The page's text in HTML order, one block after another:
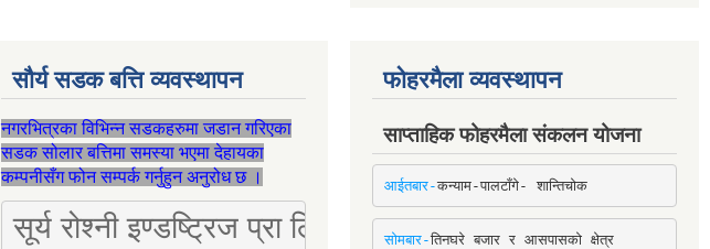
सौर्य सडक बत्ति व्यवस्थापन
नगरभित्रका विभिन्न सडकहरुमा जडान गरिएका
सडक सोलार बत्तिमा समस्या भएमा देहायका
कम्पनीसँग फोन सम्पर्क गर्नुहुन अनुरोध छ ।
सूर्य रोश्नी इण्डष्ट्रिज प्रा लि [Mobile: 9851034034]
फोहरमैला व्यवस्थापन
साप्ताहिक फोहरमैला संकलन योजना
आईतबार-कन्याम-पालटाँगे- शान्तिचोक
सोमबार-तिनघरे बजार र आसपासको क्षेत्र